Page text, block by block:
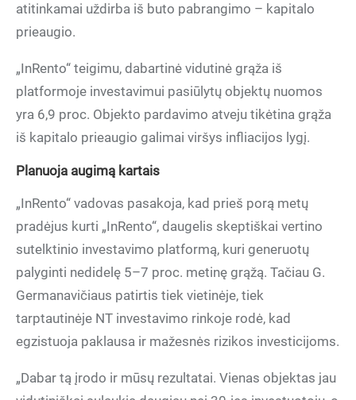
atitinkamai uždirba iš buto pabrangimo – kapitalo
prieaugio.
„InRento“ teigimu, dabartinė vidutinė grąža iš
platformoje investavimui pasiūlytų objektų nuomos
yra 6,9 proc. Objekto pardavimo atveju tikėtina grąža
iš kapitalo prieaugio galimai viršys infliacijos lygį.
Planuoja augimą kartais
„InRento“ vadovas pasakoja, kad prieš porą metų
pradėjus kurti „InRento“, daugelis skeptiškai vertino
sutelktinio investavimo platformą, kuri generuotų
palyginti nedidelę 5–7 proc. metinę grąžą. Tačiau G.
Germanavičiaus patirtis tiek vietinėje, tiek
tarptautinėje NT investavimo rinkoje rodė, kad
egzistuoja paklausa ir mažesnės rizikos investicijoms.
„Dabar tą įrodo ir mūsų rezultatai. Vienas objektas jau